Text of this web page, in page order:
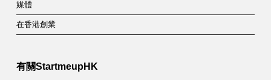
媒體
在香港創業
有關StartmeupHK